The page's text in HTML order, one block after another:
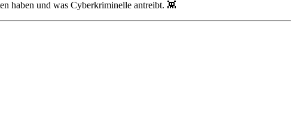
haben und was Cyberkriminelle antreibt. 👾